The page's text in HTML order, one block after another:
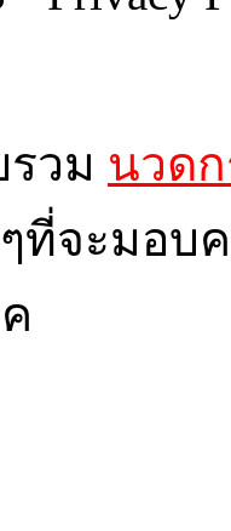
รวม นวด
ที่จะมอ